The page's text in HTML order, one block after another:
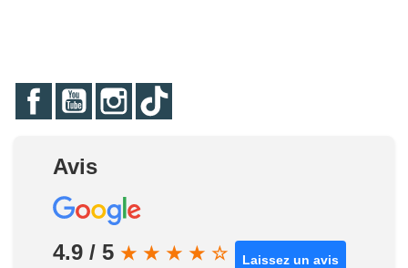
FacebookYouTubeInstagram
Avis
4.9 / 5 ★ ★ ★ ★ ☆ Laissez un avis